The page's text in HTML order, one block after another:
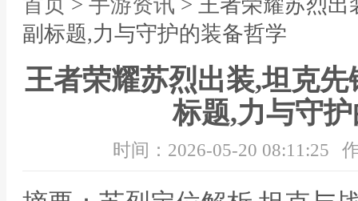
首页 > 手游资讯 > 王者荣耀苏烈
副标题,力与守护的装备哲学
王者荣耀苏烈出装,坦克
标题,力与守
时间：2026-05-20 08:11:25